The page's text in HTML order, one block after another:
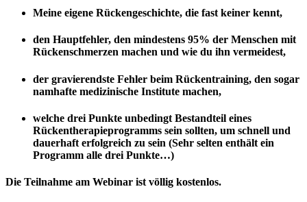
Meine eigene Rückengeschichte, die fast keiner kennt,
den Hauptfehler, den mindestens 95% der Menschen mit
Rückenschmerzen machen und wie du ihn vermeidest,
der gravierendste Fehler beim Rückentraining, den sogar
namhafte medizinische Institute machen,
welche drei Punkte unbedingt Bestandteil eines
Rückentherapieprogramms sein sollten, um schnell und
dauerhaft erfolgreich zu sein (Sehr selten enthält ein
Programm alle drei Punkte…)
Die Teilnahme am Webinar ist völlig kostenlos.